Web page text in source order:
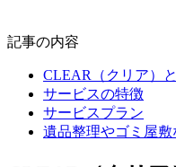
記事の内容
CLEAR（クリア）
サービスの特徴
サービスプラン
遺品整理やゴミ屋敷